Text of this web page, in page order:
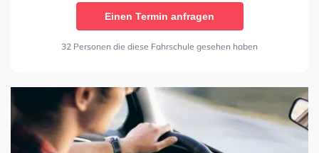
Einen Termin anfragen
32 Personen die diese Fahrschule gesehen haben